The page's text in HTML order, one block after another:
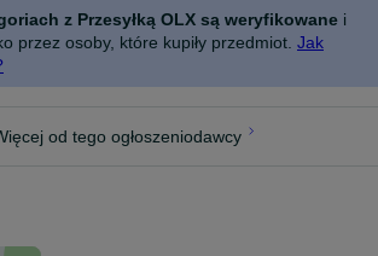
z Przesyłką OLX są weryfikowane i
przez osoby, które kupiły przedmiot. Jak
od tego ogłoszeniodawcy